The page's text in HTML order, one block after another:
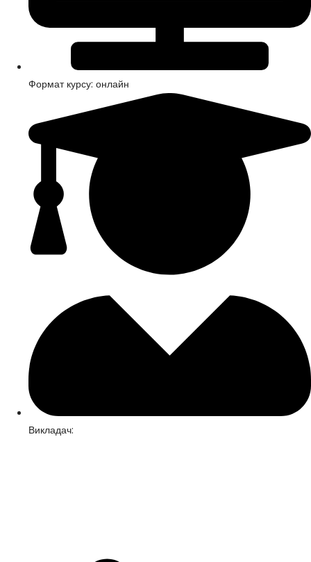
Формат курсу: онлайн
Викладач: